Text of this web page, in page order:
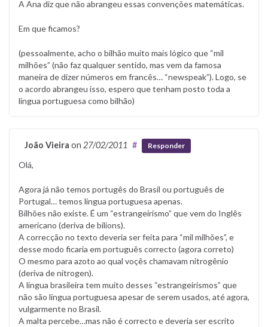
A Ana diz que não abrangeu essas convenções matemáticas.
Em que ficamos?
(pessoalmente, acho o bilhão muito mais lógico que “mil
milhões” (não faz qualquer sentido, mas vem da famosa
maneira de dizer números em francês… “newspeak”). Logo, se
o acordo abrangeu isso, espero que tenham posto toda a
lingua portuguesa como bilhão)
João Vieira on 27/02/2011 # Responder
Olá,
Agora já não temos portugês do Brasil ou português de
Portugal… temos língua portuguesa apenas.
Bilhões não existe. É um “estrangeirismo” que vem do Inglês
americano (deriva de bilions).
A correcção no texto deveria ser feita para “mil milhões”, e
desse modo ficaria em português correcto (agora correto)
O mesmo para azoto ao qual voçês chamavam nitrogênio
(deriva de nitrogen).
A língua brasileira tem muito desses “estrangeirismos” que
não são língua portuguesa apesar de serem usados, até agora,
vulgarmente no Brasil.
A malta percebe…mas não é correcto e deveria ser escrito